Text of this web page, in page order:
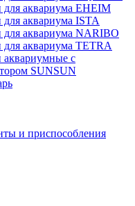
для аквариума EHEIM
для аквариума ISTA
для аквариума NARIBO
для аквариума TETRA
аквариумные с
SUNSUN
и приспособления